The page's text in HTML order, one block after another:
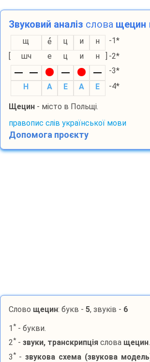
Звуковий аналіз слова щецин
щ е ц и н
-1*
[
шч е ц и н ] -2*
-3*
H
A E A E -4*
Щецин- місто в Польщі.
правопис слів української мови
Допомога проєкту
Слово щецин: букв - 5, звуків - 6
1 *- букви.
2*- звуки, транскрипціяслова щецин.
3*-звукова схема (звукова